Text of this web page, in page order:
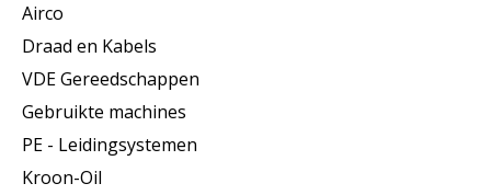
Airco
Draad en Kabels
VDE Gereedschappen
Gebruikte machines
PE - Leidingsystemen
Kroon-Oil